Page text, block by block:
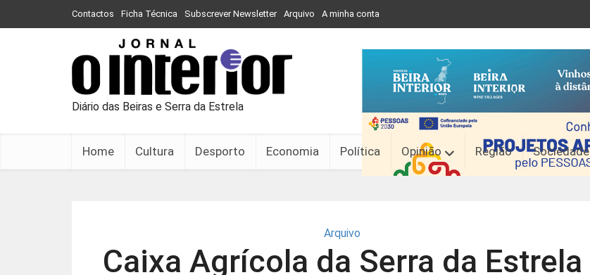
Contactos Ficha Técnica Subscrever Newsletter Arquivo A minha conta
Diário das Beiras e Serra da Estrela
Home Cultura Desporto Economia Política Opinião Região Sociedade
Arquivo
Caixa Agrícola da Serra da Estrela